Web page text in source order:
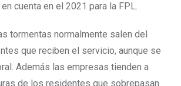
cuenta en el 2021 para la FPL.
tormentas normalmente salen del
que reciben el servicio, aunque se
Además las empresas tienden a
de los residentes que sobrepasan